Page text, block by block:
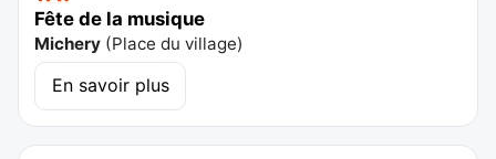
Fête de la musique
Michery (Place du village)
En savoir plus